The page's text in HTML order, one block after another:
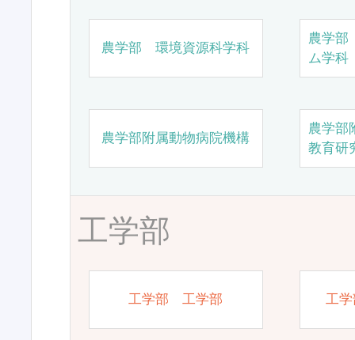
農学部 環境資源科学科
農学
ム学科
農学部附属動物病院機構
農学部
教育研
工学部
工学部 工学部 工